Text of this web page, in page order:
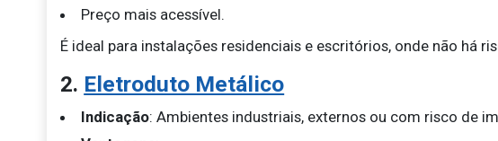
Preço mais acessível.
É ideal para instalações residenciais e escritórios, onde não há
2. Eletroduto Metálico
Indicação: Ambientes industriais, externos ou com risco de